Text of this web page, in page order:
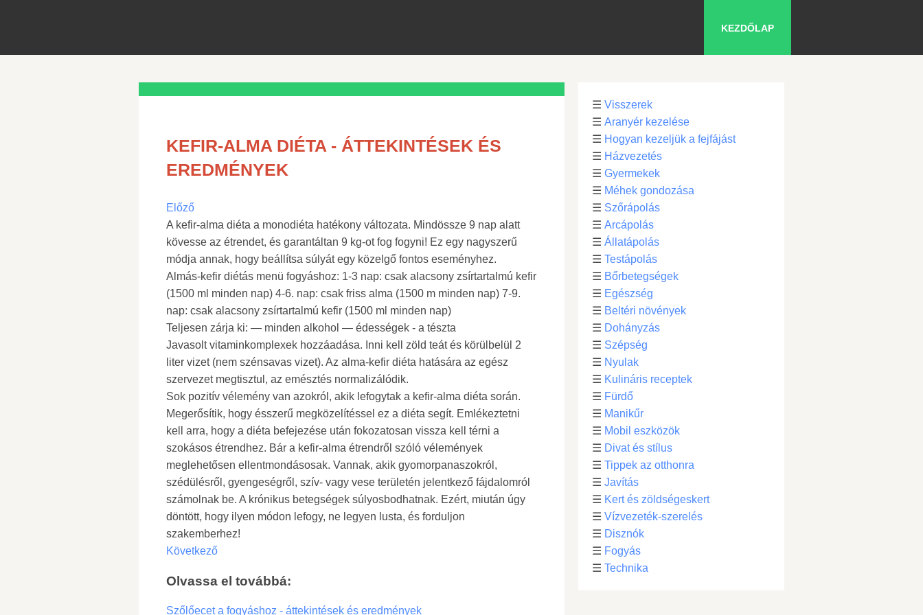
KEZDŐLAP
KEFIR-ALMA DIÉTA - ÁTTEKINTÉSEK ÉS
EREDMÉNYEK
Előző
A kefir-alma diéta a monodiéta hatékony változata. Mindössze 9 nap alatt
kövesse az étrendet, és garantáltan 9 kg-ot fog fogyni! Ez egy nagyszerű
módja annak, hogy beállítsa súlyát egy közelgő fontos eseményhez.
Almás-kefir diétás menü fogyáshoz: 1-3 nap: csak alacsony zsírtartalmú kefir
(1500 ml minden nap) 4-6. nap: csak friss alma (1500 m minden nap) 7-9.
nap: csak alacsony zsírtartalmú kefir (1500 ml minden nap)
Teljesen zárja ki: — minden alkohol — édességek - a tészta
Javasolt vitaminkomplexek hozzáadása. Inni kell zöld teát és körülbelül 2
liter vizet (nem szénsavas vizet). Az alma-kefir diéta hatására az egész
szervezet megtisztul, az emésztés normalizálódik.
Sok pozitív vélemény van azokról, akik lefogytak a kefir-alma diéta során.
Megerősítik, hogy ésszerű megközelítéssel ez a diéta segít. Emlékeztetni
kell arra, hogy a diéta befejezése után fokozatosan vissza kell térni a
szokásos étrendhez. Bár a kefir-alma étrendről szóló vélemények
meglehetősen ellentmondásosak. Vannak, akik gyomorpanaszokról,
szédülésről, gyengeségről, szív- vagy vese területén jelentkező fájdalomról
számolnak be. A krónikus betegségek súlyosbodhatnak. Ezért, miután úgy
döntött, hogy ilyen módon lefogy, ne legyen lusta, és forduljon
szakemberhez!
Következő
Olvassa el továbbá:
Szőlőecet a fogyáshoz - áttekintések és eredmények
☰ Visszerek
☰ Aranyér kezelése
☰ Hogyan kezeljük a fejfájást
☰ Házvezetés
☰ Gyermekek
☰ Méhek gondozása
☰ Szőrápolás
☰ Arcápolás
☰ Állatápolás
☰ Testápolás
☰ Bőrbetegségek
☰ Egészség
☰ Beltéri növények
☰ Dohányzás
☰ Szépség
☰ Nyulak
☰ Kulináris receptek
☰ Fürdő
☰ Manikűr
☰ Mobil eszközök
☰ Divat és stílus
☰ Tippek az otthonra
☰ Javítás
☰ Kert és zöldségeskert
☰ Vízvezeték-szerelés
☰ Disznók
☰ Fogyás
☰ Technika